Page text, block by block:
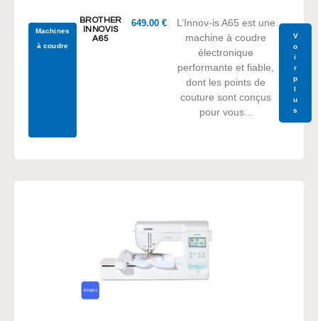
Machines
à coudre
BROTHER
INNOVIS
A65
649.00 €
L’Innov-is A65 est une
machine à coudre
électronique
performante et fiable,
dont les points de
couture sont conçus
pour vous...
V
o
i
r
p
l
u
s